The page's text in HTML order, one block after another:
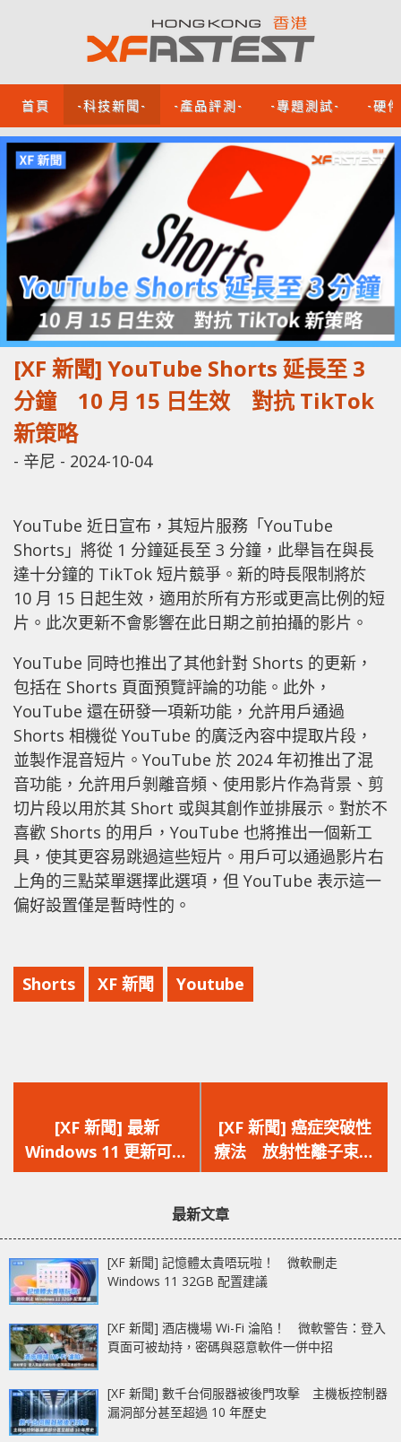
首頁 -科技新聞- -產品評測- -專題測試- -硬
[XF 新聞] YouTube Shorts 延長至 3
分鐘 10 月 15 日生效 對抗 TikTok
新策略
- 辛尼 - 2024-10-04
YouTube 近日宣布，其短片服務「YouTube
Shorts」將從 1 分鐘延長至 3 分鐘，此舉旨在與長
達十分鐘的 TikTok 短片競爭。新的時長限制將於
10 月 15 日起生效，適用於所有方形或更高比例的短
片。此次更新不會影響在此日期之前拍攝的影片。
YouTube 同時也推出了其他針對 Shorts 的更新，
包括在 Shorts 頁面預覽評論的功能。此外，
YouTube 還在研發一項新功能，允許用戶通過
Shorts 相機從 YouTube 的廣泛內容中提取片段，
並製作混音短片。YouTube 於 2024 年初推出了混
音功能，允許用戶剝離音頻、使用影片作為背景、剪
切片段以用於其 Short 或與其創作並排展示。對於不
喜歡 Shorts 的用戶，YouTube 也將推出一個新工
具，使其更容易跳過這些短片。用戶可以通過影片右
上角的三點菜單選擇此選項，但 YouTube 表示這一
偏好設置僅是暫時性的。
Shorts XF 新聞 Youtube
一
篇
文
[XF 新聞] 最新
Windows 11 更新可能
導致電腦當機 Win 11
一
篇
文
[XF 新聞] 癌症突破性
療法 放射性離子束精
確摧毀腫瘤
最新文章
[XF 新聞] 記憶體太貴唔玩啦！ 微軟刪走
Windows 11 32GB 配置建議
[XF 新聞] 酒店機場 Wi-Fi 淪陷！ 微軟警告：登入
頁面可被劫持，密碼與惡意軟件一併中招
[XF 新聞] 數千台伺服器被後門攻擊 主機板控制器
漏洞部分甚至超過 10 年歷史